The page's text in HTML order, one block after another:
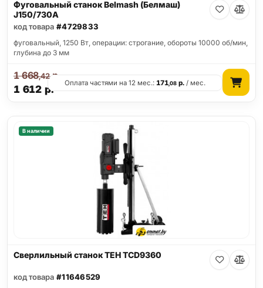
Фуговальный станок Belmash (Белмаш)
J150/730A
код товара #4729833
фуговальный, 1250 Вт, операции: строгание, обороты 10000 об/мин,
глубина до 3 мм
1 612 р.
1 668,42р.
Оплата частями на 12 мес.:171,08 р. / мес.
В наличии
Сверлильный станок TEH TCD9360
код товара #11646529